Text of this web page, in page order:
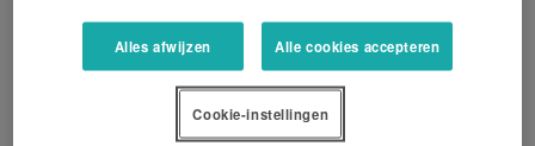
Alles afwijzen Alle cookies accepteren
Cookie-instellingen